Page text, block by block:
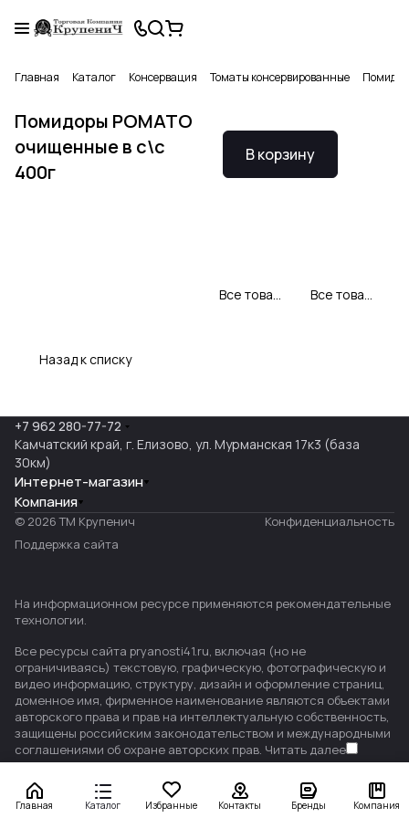
Главная Каталог Консервация Томаты консервированные
Помидоры POMATO
очищенные в с\с
400г
В корзину
Все товары РОМАТО Все товары категории
Назад к списку
Главная Каталог Избранные Контакты Бренды Компания
+7 962 280-77-72
Камчатский край, г. Елизово, ул. Мурманская 17к3 (база
30км)
Интернет-магазин
Компания
© 2026 ТМ Крупенич
Конфиденциальность
Поддержка сайта
На информационном ресурсе применяются рекомендательные
технологии.
Все ресурсы сайта pryanosti41.ru, включая (но не
ограничиваясь) текстовую, графическую, фотографическую и
видео информацию, структуру, дизайн и оформление страниц,
доменное имя, фирменное наименование являются объектами
авторского права и прав на интеллектуальную собственность,
защищены российским законодательством и международными
соглашениями об охране авторских прав. Читать далее